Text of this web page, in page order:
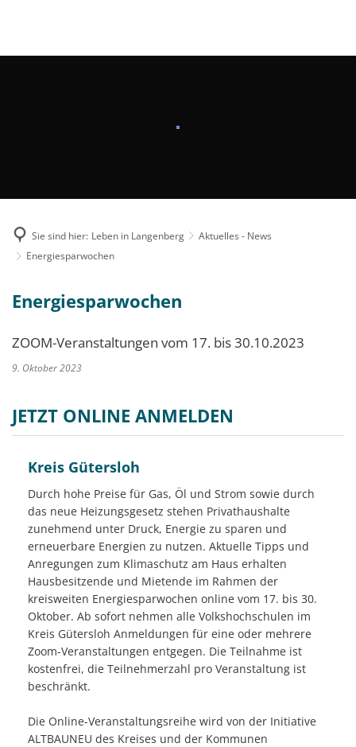
Sie sind hier: Leben in Langenberg
Aktuelles - News
Energiesparwochen
Energiesparwochen
ZOOM-Veranstaltungen vom 17. bis 30.10.2023
9. Oktober 2023
JETZT ONLINE ANMELDEN
Kreis Gütersloh
Durch hohe Preise für Gas, Öl und Strom sowie durch
das neue Heizungsgesetz stehen Privathaushalte
zunehmend unter Druck, Energie zu sparen und
erneuerbare Energien zu nutzen. Aktuelle Tipps und
Anregungen zum Klimaschutz am Haus erhalten
Hausbesitzende und Mietende im Rahmen der
kreisweiten Energiesparwochen online vom 17. bis 30.
Oktober. Ab sofort nehmen alle Volkshochschulen im
Kreis Gütersloh Anmeldungen für eine oder mehrere
Zoom-Veranstaltungen entgegen. Die Teilnahme ist
kostenfrei, die Teilnehmerzahl pro Veranstaltung ist
beschränkt.
Die Online-Veranstaltungsreihe wird von der Initiative
ALTBAUNEU des Kreises und der Kommunen